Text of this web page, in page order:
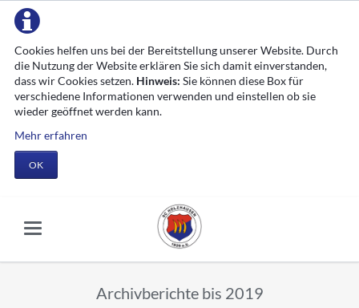
Cookies helfen uns bei der Bereitstellung unserer Website. Durch
die Nutzung der Website erklären Sie sich damit einverstanden,
dass wir Cookies setzen. Hinweis: Sie können diese Box für
verschiedene Informationen verwenden und einstellen ob sie
wieder geöffnet werden kann.
Mehr erfahren
OK
Archivberichte bis 2019